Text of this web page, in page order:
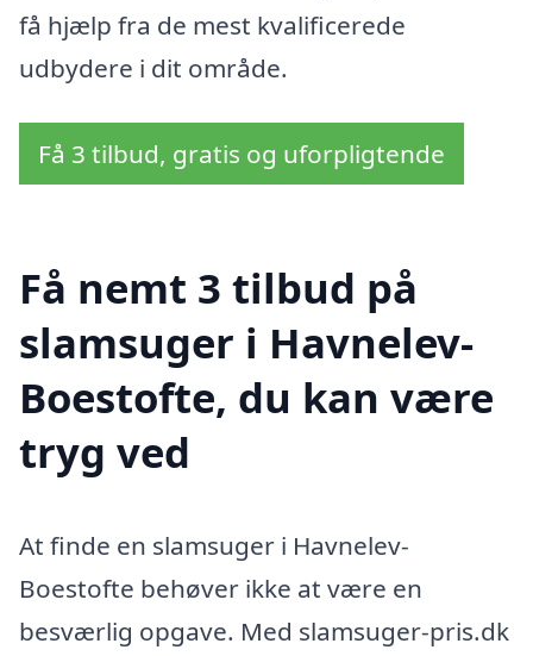
få hjælp fra de mest kvalificerede
udbydere i dit område.
Få 3 tilbud, gratis og uforpligtende
Få nemt 3 tilbud på
slamsuger i Havnelev-
Boestofte, du kan være
tryg ved
At finde en slamsuger i Havnelev-
Boestofte behøver ikke at være en
besværlig opgave. Med slamsuger-pris.dk